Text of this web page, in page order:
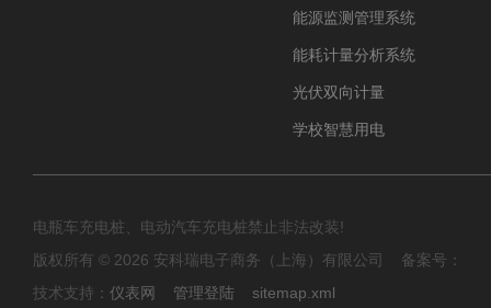
能源监测管理系统
能耗计量分析系统
光伏双向计量
学校智慧用电
电瓶车充电桩、电动汽车充电桩禁止非法改装!
版权所有 © 2026 安科瑞电子商务（上海）有限公司 备案号：
技术支持： 仪表网 管理登陆 sitemap.xml